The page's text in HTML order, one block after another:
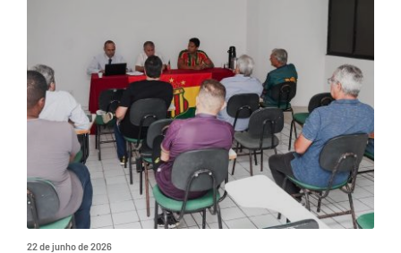
22 de junho de 2026